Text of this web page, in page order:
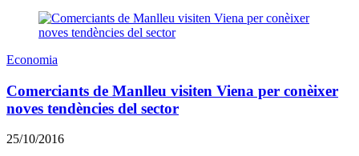
Economia
Comerciants de Manlleu visiten Viena per conèixer
noves tendències del sector
25/10/2016